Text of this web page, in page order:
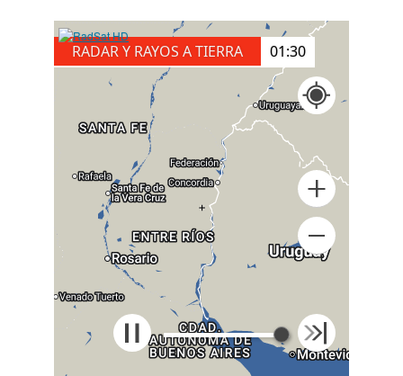
RADAR Y RAYOS A TIERRA 00:40
+